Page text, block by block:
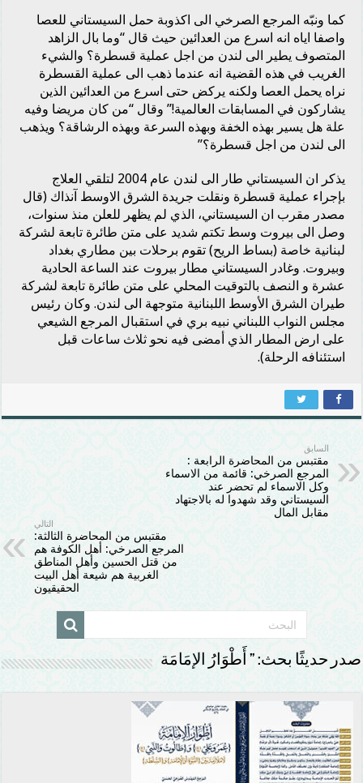
كما ونبّه المرجع الصرخي الى اكذوبة حمل السيستاني للعصا
واصفا اياه انه اسرع من العدائين حيث قال “وما بال الزاهد
المتصوف يطير الى لندن من اجل عملية قسطرة؟ والشيء
الغريب في هذه القضية انه عندما ذهب الى عملية القسطرة
نراه يحمل العصا ولكنه يركض حتى اسرع من العدائين الذين
يشاركون في المسابقات العالمية!” وقال “من كان مريضا وفيه
علة هل يسير بهذه الخفة وبهذه السرعة وبهذه الرشاقة؟ ويذهب
الى لندن من اجل قسطرة؟”
يذكر ان السيستاني طار الى لندن عام 2004 لتلقي العلاج
بإجراء عملية قسطرة ونقلت جريدة الشرق الاوسط آنذاك (قال
مصدر مقرب ان السيستاني، الذي لم يظهر للعلن منذ سنوات،
وصل الى بيروت وسط تكتم شديد على متن طائرة تابعة لشركة
لبنانية خاصة (بساط الريح) تقوم برحلات بين مطاري بغداد
وبيروت. وغادر السيستاني مطار بيروت عند الساعة الحادية
عشرة و النصف بالتوقيت المحلي على متن طائرة تابعة لشركة
طيران الشرق الأوسط اللبنانية متوجهة الى لندن. وكان رئيس
مجلس النواب اللبناني نبيه بري في استقبال المرجع الشيعي
على ارض المطار الذي أمضى فيه نحو ثلاث ساعات قبل
استئنافه الرحلة).
السابق
مقتبس من المحاضرة الرابعة :
المرجع الصرخي: قائمة من الاسماء
وكل الاسماء لم تحضر عند
السيستاني وقد شهدوا له بالاجتهاد
مقابل المال
التالي
مقتبس من المحاضرة الثالثة:
المرجع الصرخي: أهل الكوفة هم
من قتل الحسين وأهل المناطق
الغربية هم شيعة أهل البيت
الحقيقيون
صدر حديثًا بحث: ” أَطْوَارُ الإمَامَة